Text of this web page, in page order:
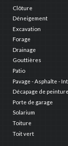
Clôture
Déneigement
Excavation
Forage
Drainage
Gouttières
Patio
Pavage - Asphalte -
Décapage de peinture
Porte de garage
Solarium
Toiture
Toit vert